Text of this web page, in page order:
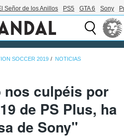
Señor de los Anillos PS5 GTA 6 Sony
SOCCER 2019 NOTICIAS
nos culpéis por
de PS Plus, ha
de Sony"